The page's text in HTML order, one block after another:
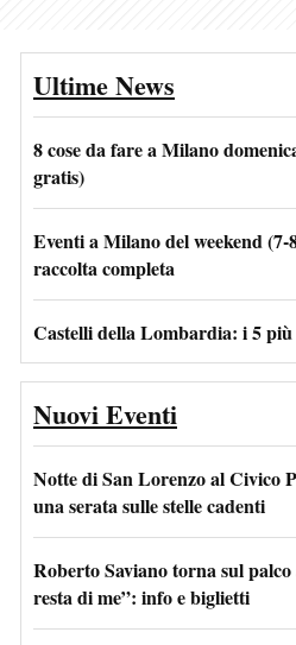
Ultime News
8 cose da fare a Milano
gratis)
Eventi a Milano del weekend
raccolta completa
Castelli della Lombardia: i 5
Nuovi Eventi
Notte di San Lorenzo al Civico
una serata sulle stelle cadenti
Roberto Saviano torna sul
resta di me”: info e biglietti